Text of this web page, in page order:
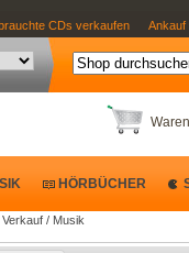
CDs verkaufen Ankauf
Verkauf / Musik
HÖRBÜCHER